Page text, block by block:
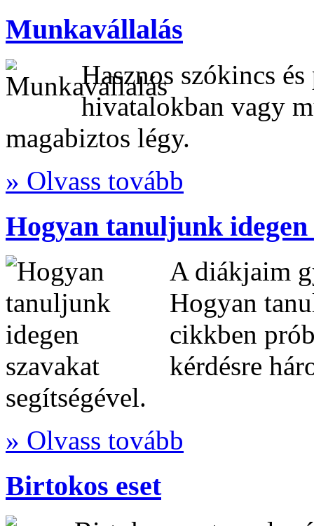
Munkavállalás
Hasznos szókincs
hivatalokban vagy
magabiztos légy.
» Olvass tovább
Hogyan tanuljunk idegen
A diákjaim
Hogyan
cikkben
kérdésre
segítségével.
» Olvass tovább
Birtokos eset